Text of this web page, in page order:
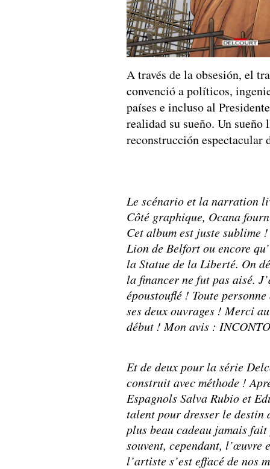
A través de la obsesión, el
convenció a políticos,
países e incluso al
realidad su sueño. Un
reconstrucción espectacular
Le scénario et la narration
Côté graphique, Ocana
Cet album est juste sublime
Lion de Belfort ou encore
la Statue de la Liberté. On
la financer ne fut pas aisé.
époustouflé ! Toute
ses deux ouvrages ! Merci
début ! Mon avis :
Et de deux pour la série
construit avec méthode !
Espagnols Salva Rubio et
talent pour dresser le destin
plus beau cadeau jamais
souvent, cependant, l’œuvre
l’artiste s’est effacé de nos